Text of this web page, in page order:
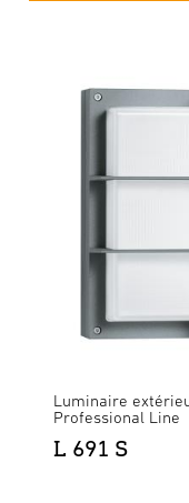
Luminaire
Professional Line
L 691 S